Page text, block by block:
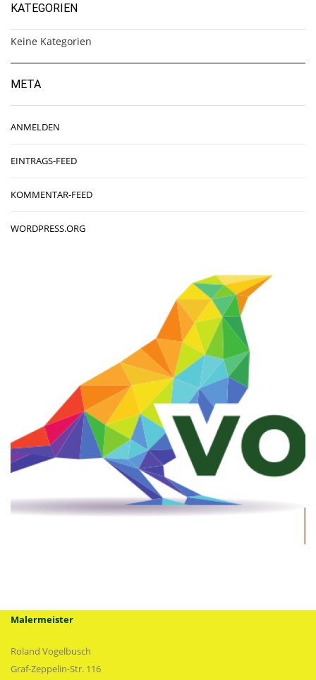
KATEGORIEN
Keine Kategorien
META
ANMELDEN
EINTRAGS-FEED
KOMMENTAR-FEED
WORDPRESS.ORG
Malermeister
Roland Vogelbusch
Graf-Zeppelin-Str. 116